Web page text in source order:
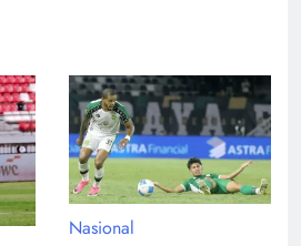
Nasional